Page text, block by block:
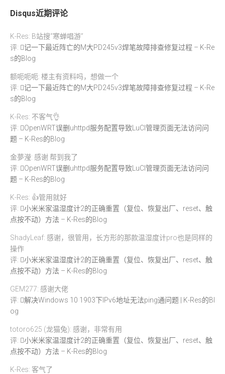
Disqus近期评论
K-Res: B站搜“寒蝉唱游”
评:
记一下最近阵亡的M大PD245v3焊笔故障排查修复过程 – K-Re
s的Blog
额呃呃呃: 楼主有资料吗，想做一个
评:
记一下最近阵亡的M大PD245v3焊笔故障排查修复过程 – K-Re
s的Blog
K-Res: 不客气👌
评:
OpenWRT误删uhttpd服务配置导致LuCI管理页面无法访问问
题 – K-Res的Blog
金夢瀅: 感谢 帮到我了
评:
OpenWRT误删uhttpd服务配置导致LuCI管理页面无法访问问
题 – K-Res的Blog
K-Res: 👍管用就好
评:
小米米家温湿度计2的正确重置（复位、恢复出厂、reset、触
点按不动）方法 – K-Res的Blog
ShadyLeaf: 感谢，很管用，长方形的那款温湿度计pro也是同样的
操作
评:
小米米家温湿度计2的正确重置（复位、恢复出厂、reset、触
点按不动）方法 – K-Res的Blog
GEM277: 感谢大佬
评:
解决Windows 10 1903下IPv6地址无法ping通问题 | K-Res的Bl
og
totoro625 (龙猫兔): 感谢，非常有用
评:
小米米家温湿度计2的正确重置（复位、恢复出厂、reset、触
点按不动）方法 – K-Res的Blog
K-Res: 客气了